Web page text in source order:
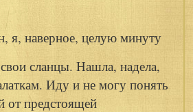
я, наверное, целую минуту
сланцы. Нашла, надела,
Иду и не могу понять
предстоящей